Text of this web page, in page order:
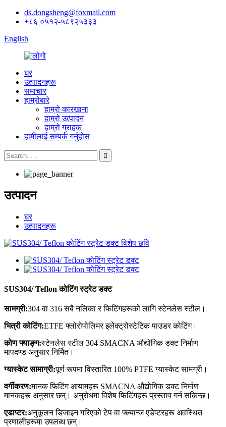
ds.dongsheng@foxmail.com
+८६ ०५१२-५८९२५३३३
English
घर
उत्पादनहरू
समाचार
हाम्रोबारे
हाम्रो कारखाना
हाम्रो उत्पादन
हाम्रो ग्राहक
हामीलाई सम्पर्क गर्नुहोस
उत्पादन
घर
उत्पादनहरू
SUS304/ Teflon कोटिंग स्ट्रेट डक्ट
सामग्री:304 वा 316 सबै नलिका र फिटिंगहरूको लागि स्टेनलेस स्टील।
भित्री कोटिंग:ETFE फ्लोरोपोलिमर इलेक्ट्रोस्टेटिक पाउडर कोटिंग।
कोण फ्याङ्ग:स्टेनलेस स्टील 304 SMACNA औद्योगिक डक्ट निर्माण
मापदण्ड अनुसार निर्मित।
ग्यास्केट सामाग्री:पूर्ण रूपमा विस्तारित 100% PTFE ग्यास्केट सामग्री।
वर्गीकरण:मानक फिटिंग आयामहरू SMACNA औद्योगिक डक्ट निर्माण
मानकहरू अनुसार छन्। अनुरोधमा विशेष फिटिंगहरू प्रस्ताव गर्न सकिन्छ।
एडाप्टर:अनुकूलन डिजाइन गरिएको टेप वा फ्ल्यान्ज एडेप्टरहरू अवस्थित
प्रणालीहरूमा उपलब्ध छन्।